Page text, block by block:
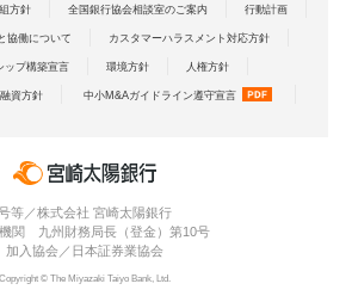
方針 全国銀行協会相談室のご案内 行動計画
協働について カスタマーハラスメント対応方針
ップ構築宣言 環境方針 人権方針
資方針 中小M&Aガイドライン遵守宣言
等／株式会社 宮崎太陽銀行
関 九州財務局長（登金）第10号
加入協会／日本証券業協会
Copyright © The Miyazaki Taiyo Bank, Ltd.